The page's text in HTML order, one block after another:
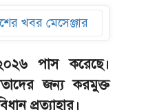
খবর মেসেঞ্জার
পাস করেছে।
জন্য করমুক্ত
প্রত্যাহার।